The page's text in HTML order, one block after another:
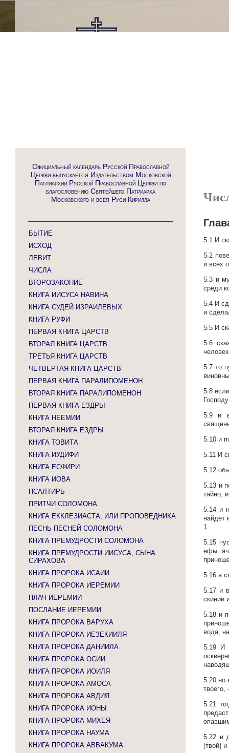
Официальный календарь Русской Православной
Церкви выпускается Издательством Московской
Патриархии Русской Православной Церкви по
благословению Святейшего Патриарха
Московского и всея Руси Кирилла
БЫТИЕ
ИСХОД
ЛЕВИТ
ЧИСЛА
ВТОРОЗАКОНИЕ
КНИГА ИИСУСА НАВИНА
КНИГА СУДЕЙ ИЗРАИЛЕВЫХ
КНИГА РУФИ
ПЕРВАЯ КНИГА ЦАРСТВ
ВТОРАЯ КНИГА ЦАРСТВ
ТРЕТЬЯ КНИГА ЦАРСТВ
ЧЕТВЕРТАЯ КНИГА ЦАРСТВ
ПЕРВАЯ КНИГА ПАРАЛИПОМЕНОН
ВТОРАЯ КНИГА ПАРАЛИПОМЕНОН
ПЕРВАЯ КНИГА ЕЗДРЫ
КНИГА НЕЕМИИ
ВТОРАЯ КНИГА ЕЗДРЫ
КНИГА ТОВИТА
КНИГА ИУДИФИ
КНИГА ЕСФИРИ
КНИГА ИОВА
ПСАЛТИРЬ
ПРИТЧИ СОЛОМОНА
КНИГА ЕККЛЕЗИАСТА, ИЛИ ПРОПОВЕДНИКА
ПЕСНЬ ПЕСНЕЙ СОЛОМОНА
КНИГА ПРЕМУДРОСТИ СОЛОМОНА
КНИГА ПРЕМУДРОСТИ ИИСУСА, СЫНА
СИРАХОВА
КНИГА ПРОРОКА ИСАИИ
КНИГА ПРОРОКА ИЕРЕМИИ
ПЛАЧ ИЕРЕМИИ
ПОСЛАНИЕ ИЕРЕМИИ
КНИГА ПРОРОКА ВАРУХА
КНИГА ПРОРОКА ИЕЗЕКИИЛЯ
КНИГА ПРОРОКА ДАНИИЛА
КНИГА ПРОРОКА ОСИИ
КНИГА ПРОРОКА ИОИЛЯ
КНИГА ПРОРОКА АМОСА
КНИГА ПРОРОКА АВДИЯ
КНИГА ПРОРОКА ИОНЫ
КНИГА ПРОРОКА МИХЕЯ
КНИГА ПРОРОКА НАУМА
КНИГА ПРОРОКА АВВАКУМА
5.1 И
5.2
и всех
5.3 и
среди
5.4 И
и
5.5 И
5.6
5.7то
5.8
5.9 и
5.10 и
5.11 И
5.12
5.13 и
тайно,
5.14 и
найдет
1.
5.15
ефы
5.16 а
5.17 и
скинии
5.18 и
вода,
5.19
И
5.20 но
твоего,
5.21
5.22 и
[твой]